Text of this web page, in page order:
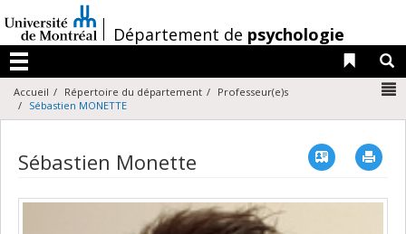
au
contenu
/Département de psychologie
Menu
Liens
Accueil Répertoire du département
Professeur(e)s
Sébastien MONETTE
Sébastien Monette Vcard